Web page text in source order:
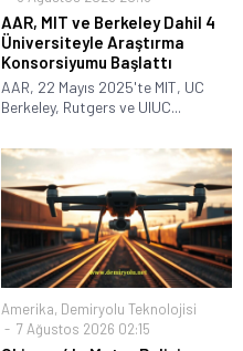
AAR, MIT ve Berkeley Dahil 4
Üniversiteyle Araştırma
Konsorsiyumu Başlattı
AAR, 22 Mayıs 2025'te MIT, UC
Berkeley, Rutgers ve UIUC...
Amerika, Demiryolu Teknolojisi
7 Ağustos 2026 02:15